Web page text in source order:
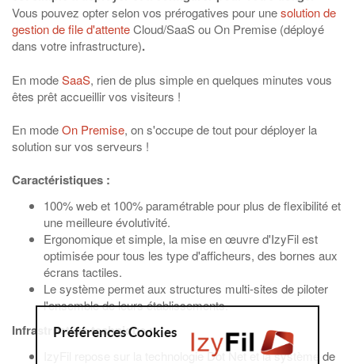
Vous pouvez opter selon vos prérogatives pour unesolution de
gestion de file d'attenteCloud/SaaS ou On Premise (déployé
dans votre infrastructure).
En modeSaaS, rien de plus simple en quelques minutes vous
êtes prêt accueillir vos visiteurs !
En modeOn Premise, on s'occupe de tout pour déployer la
solution sur vos serveurs !
Caractéristiques :
100% web et 100% paramétrable pour plus de flexibilité et
une meilleure évolutivité.
Ergonomique et simple, la mise en œuvre d'IzyFil est
optimisée pour tous les type d'afficheurs, des bornes aux
écrans tactiles.
Le système permet aux structures multi-sites de piloter
l'ensemble de leurs établissements.
Infrastructure technique :
IzyFil repose sur la technologie Dot Net et la système de
Préférences Cookies